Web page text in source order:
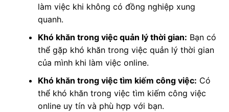
làm việc khi không có đồng nghiệp xung
quanh.
Khó khăn trong việc quản lý thời gian: Bạn có
thể gặp khó khăn trong việc quản lý thời gian
của mình khi làm việc online.
Khó khăn trong việc tìm kiếm công việc: Có
thể khó khăn trong việc tìm kiếm công việc
online uy tín và phù hợp với bạn.